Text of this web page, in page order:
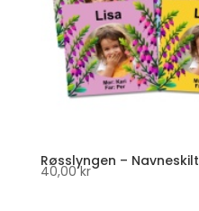
Røsslyngen – Navneskilt
40,00kr